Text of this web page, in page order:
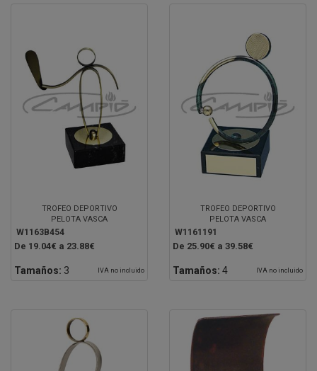
TROFEO DEPORTIVO
PELOTA VASCA
W1163B454
De 19.04€ a 23.88€
Tamaños: 3 IVA no incluido
TROFEO DEPORTIVO
PELOTA VASCA
W1161191
De 25.90€ a 39.58€
Tamaños: 4 IVA no incluido